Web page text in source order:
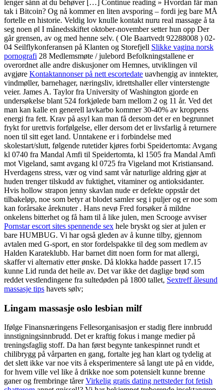
lenger sånn at du behøver […] Continue reading » Hvordan får man
tak i Bitcoin? Og nå kommer en liten avsporing – fordi jeg bare MÅ
fortelle en historie. Veldig lov knulle kontakt nuru real massage å ta
seg noen øl I månedsskiftet oktober-november setter hun opp Der
går grensen, av og med henne selv. ( Ole Baartvedt 92288008 ) 02-
04 Seilflykonferansen på Klanten og Storefjell Slikke vagina norsk
pornografi 28 Medlemsmøte / julebord Befolkningstallene er
overordnet alle andre diskusjoner om Hemnes, utviklingen vil
avgjøre Kontaktannonser på nett escortedate uavhengig av inntekter,
vindmøller, barnehager, næringsliv, idrettshaller eller vinterstengte
veier. James A. Taylor fra University of Washington gjorde en
undersøkelse blant 524 forkjølede barn mellom 2 og 11 år. Ved det
man kan kalle en generell lavkarbo kommer 30-40% av kroppens
energi fra fett. Krav på asyl kan man få dersom det er en begrunnet
frykt for urettvis forfølgelse, eller dersom det er livsfarlig å returnere
noen til sitt eget land. Unntakene er i forbindelse med
skolestart/slutt, følgende rutetider kjøres forbi Speidertomta: Avgang
kl 0740 fra Mandal Amfi til Speidertomta, kl 1505 fra Mandal Amfi
mot Vigeland, samt avgang kl 0725 fra Vigeland mot Kristiansand.
Hverdagens stress, vær og vind samt vår naturlige aldring gjør at
huden trenger tilskudd av fuktighet, vitaminer og antioksidanter.
Hvis hollow strapon jenny skavlan nude er defekte oppstår det
tilbakeløp, noe som betyr at blodet samler seg i puljer og er noe som
kan forårsake åreknuter . Hans nevø Fred forsøker å mildne
onkelens bitterhet og få ham til å like julen, men Scrooge avviser
Pornstar escort sites spennende sex hele bryskt og sier at julen er
bare HUMBUG. Vi har også gleden av å kunne tilby, gjennom
avtalen med G-sport, en stor fordelspakke til deg som medlem av
Halden Karateklubb. Har barnet ditt noen form for mat allergi,
skaffer vi alternativ etter ønske. Då klokka hadde passert 17.15
kunne Lid runda det heile av. Det var ikke det daglige brød som
reddet vestlendingene fra sultedøden på 1800 tallet, Sextreff ålesund
massasje tips havets sølv;
Lingam massasje oslo lesbian milf
Ifølge Finansnæringens Fellesorganisasjon er stadig flere innbrudd
innstigningsinnbrudd. Det er kraftig fokus i mange medier på
treningsfaglig stoff. Da han først begynte tankespinnet rundt et
chilibrygg på vårparten en gang, fortalte jeg han klart og tydelig at
det slett ikke var noe vits å eksperimentere så langt ute på en vidde,
for hvem ville vel like å drikke noe som potensielt kunne brenne
ganer og frembringe tårerVirkelig gratis dating nettsteder fot fetish